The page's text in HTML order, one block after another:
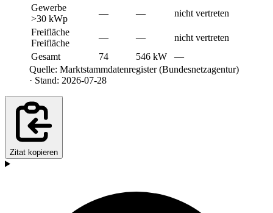
Gewerbe
>30 kWp
— —
nicht vertreten
Freifläche
Freifläche
— —
nicht vertreten
Gesamt
74 546 kW
—
Quelle: Marktstammdatenregister (Bundesnetzagentur)
· Stand: 2026-07-28
Zitat kopieren